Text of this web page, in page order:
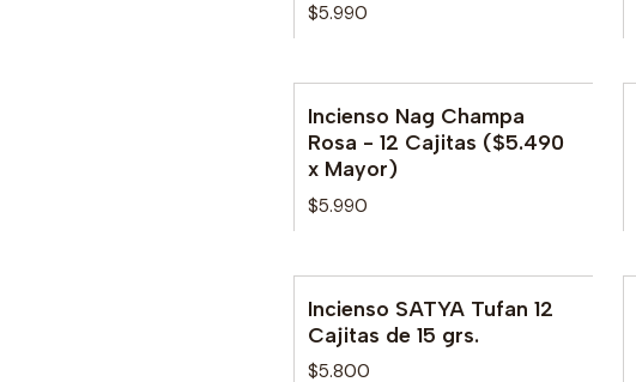
$5.990
Incienso Nag Champa
Rosa - 12 Cajitas ($5.490
x Mayor)
$5.990
No disponible
Incienso SATYA Tufan 12
Cajitas de 15 grs.
$5.800